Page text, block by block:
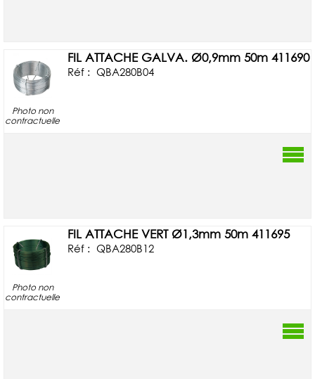
Photo non
contractuelle
FIL ATTACHE GALVA. Ø0,9mm 50m 411690
Réf : QBA280B04
Photo non
contractuelle
FIL ATTACHE VERT Ø1,3mm 50m 411695
Réf : QBA280B12